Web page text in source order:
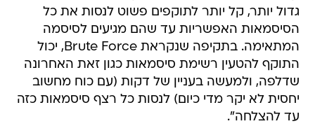
גדול יותר, קל יותר לתוקפים פשוט לנסות את כל
הסיסמאות האפשריות עד שהם מגיעים לסיסמה
המתאימה. בתקיפה שנקראת Brute Force, יכול
התוקף להטעין רשימת סיסמאות כגון זאת האחרונה
שדלפה, ולמעשה בעניין של דקות (עם כוח מחשוב
יחסית לא יקר מדי כיום) לנסות כל רצף סיסמאות כזה
עד להצלחה".